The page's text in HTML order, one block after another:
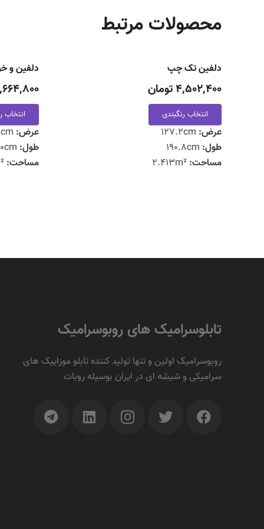
محصولات مرتبط
دلفین تک چپ
4,502,400 تومان
انتخاب رنگبندی
عرض:
طول:
مساحت:
دلفین و
7,664,800
انتخاب
عرض:
طول:
مساحت:
تابلوسرامیک های روبوسرامیک
روبوسرامیک اولین و تنها تولید کننده تابلو موزاییک های
سرامیکی و شیشه ای در ایران بوسیله روبات